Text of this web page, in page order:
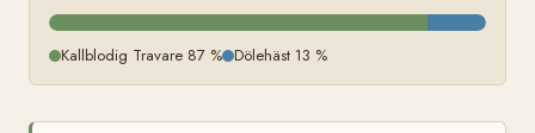
Kallblodig Travare 87 % Dölehäst 13 %